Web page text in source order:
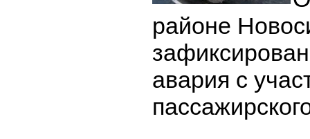
районе
авария с